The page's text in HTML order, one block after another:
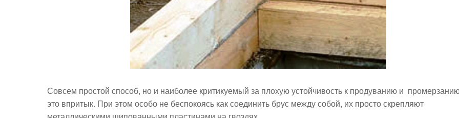
Совсем простой способ, но и наиболее критикуемый за плохую устойчивость к продуванию и
это впритык. При этом особо не беспокоясь как соединить брус между собой, их просто скрепляют